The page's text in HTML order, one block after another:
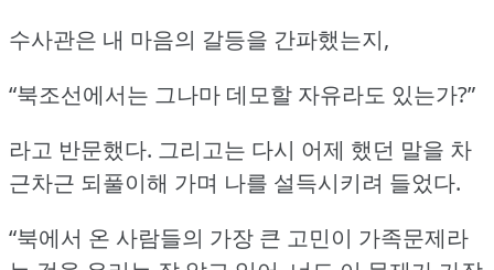
수사관은 내 마음의 갈등을 간파했는지,
“북조선에서는 그나마 데모할 자유라도 있는가?”
라고 반문했다. 그리고는 다시 어제 했던 말을 차
근차근 되풀이해 가며 나를 설득시키려 들었다.
“북에서 온 사람들의 가장 큰 고민이 가족문제라